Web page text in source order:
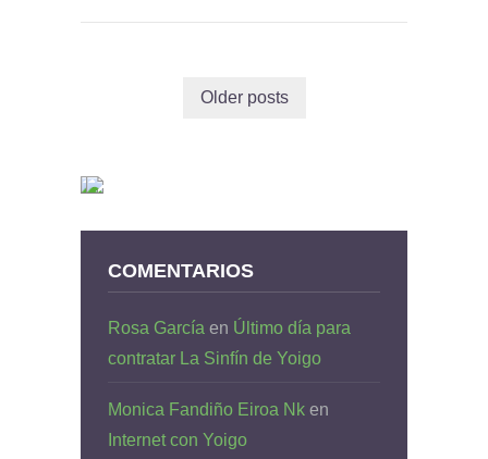
Older posts
COMENTARIOS
Rosa García en Último día para
contratar La Sinfín de Yoigo
Monica Fandiño Eiroa Nk en
Internet con Yoigo